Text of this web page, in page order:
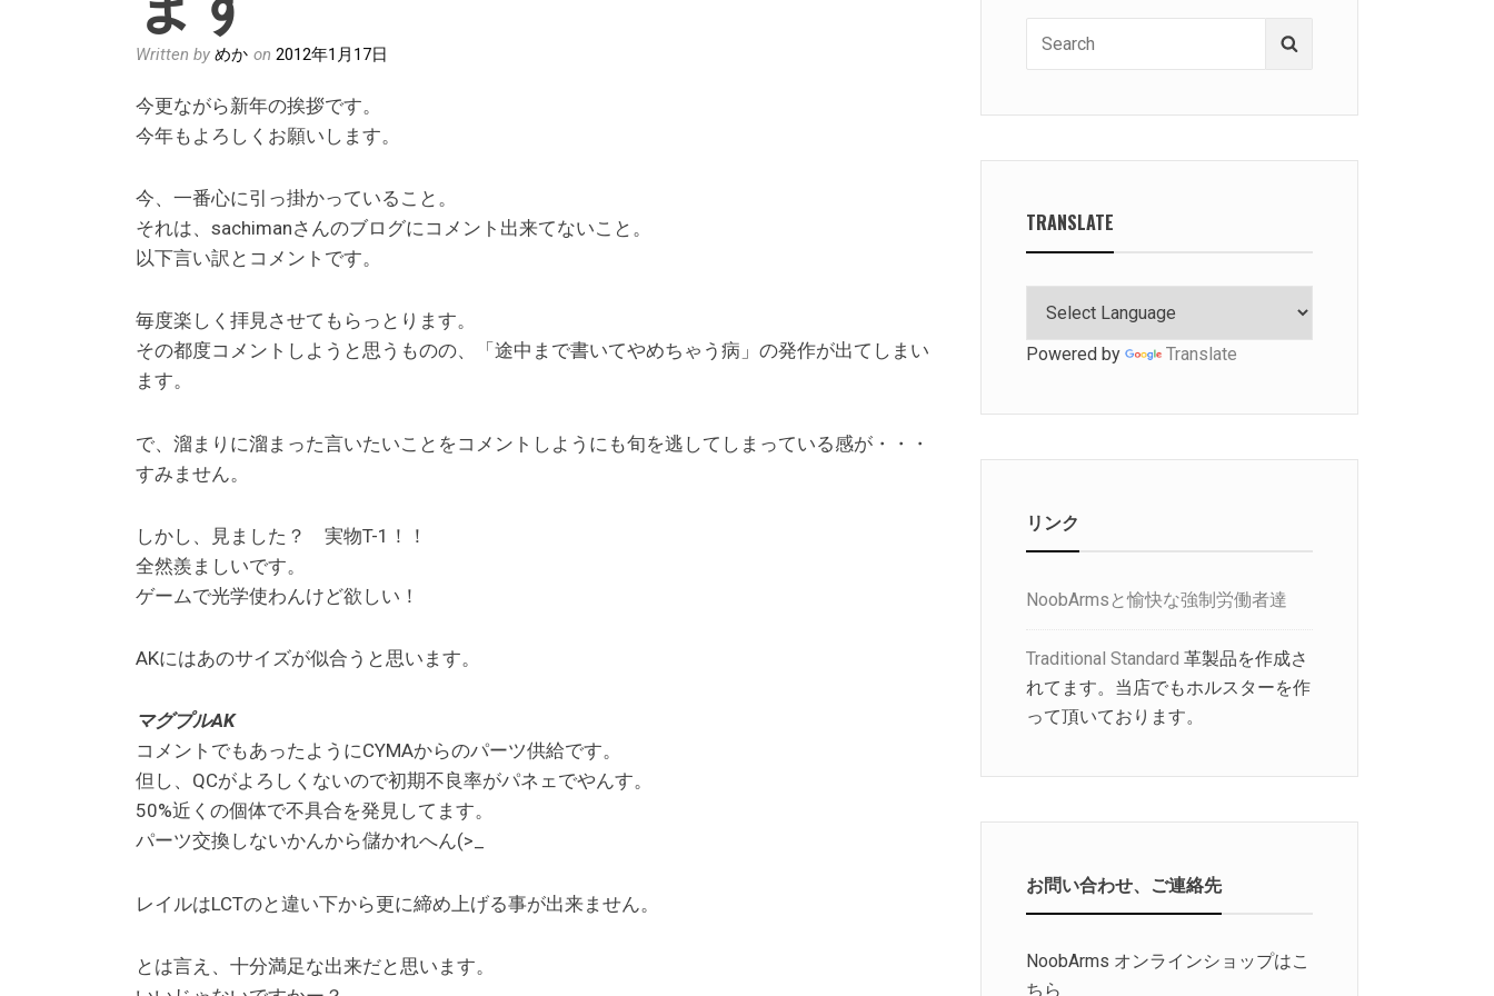
Written by めか on 2012年1月17日
今更ながら新年の挨拶です。
今年もよろしくお願いします。
今、一番心に引っ掛かっていること。
それは、sachimanさんのブログにコメント出来てないこと。
以下言い訳とコメントです。
毎度楽しく拝見させてもらっとります。
その都度コメントしようと思うものの、「途中まで書いてやめちゃう病」の発作が出てしまい
ます。
で、溜まりに溜まった言いたいことをコメントしようにも旬を逃してしまっている感が・・・
すみません。
しかし、見ました？ 実物T-1！！
全然羨ましいです。
ゲームで光学使わんけど欲しい！
AKにはあのサイズが似合うと思います。
マグプルAK
コメントでもあったようにCYMAからのパーツ供給です。
但し、QCがよろしくないので初期不良率がパネェでやんす。
50%近くの個体で不具合を発見してます。
パーツ交換しないかんから儲かれへん(>_
レイルはLCTのと違い下から更に締め上げる事が出来ません。
とは言え、十分満足な出来だと思います。
TRANSLATE
Powered by Translate
リンク
NoobArmsと愉快な強制労働者達
Traditional Standard 革製品を作成さ
れてます。当店でもホルスターを作
って頂いております。
お問い合わせ、ご連絡先
NoobArms オンラインショップはこ
ちら